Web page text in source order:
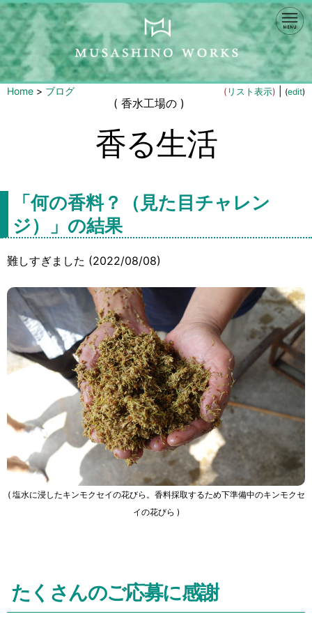
Home > ブログ ( リスト表示) (edit)
( 香水工場の )
香る生活
「何の香料？（見た目チャレン
ジ）」の結果
難しすぎました (2022/08/08)
( 塩水に浸したキンモクセイの花びら。香料採取するため下準備中のキンモクセ
イの花びら )
たくさんのご応募に感謝